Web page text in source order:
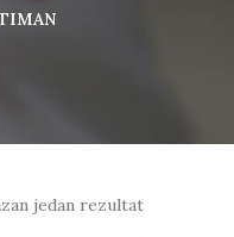
jedan rezultat